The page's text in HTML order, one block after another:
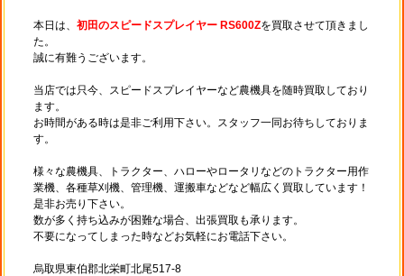
本日は、 初田のスピードスプレイヤー RS600Zを買取させて頂きまし
た。
誠に有難うございます。
当店では只今、スピードスプレイヤーなど農機具を随時買取しており
ます。
お時間がある時は是非ご利用下さい。スタッフ一同お待ちしておりま
す。
様々な農機具、トラクター、ハローやロータリなどのトラクター用作
業機、各種草刈機、管理機、運搬車などなど幅広く買取しています！
是非お売り下さい。
数が多く持ち込みが困難な場合、出張買取も承ります。
不要になってしまった時などお気軽にお電話下さい。
烏取県東伯郡北栄町北尾517-8